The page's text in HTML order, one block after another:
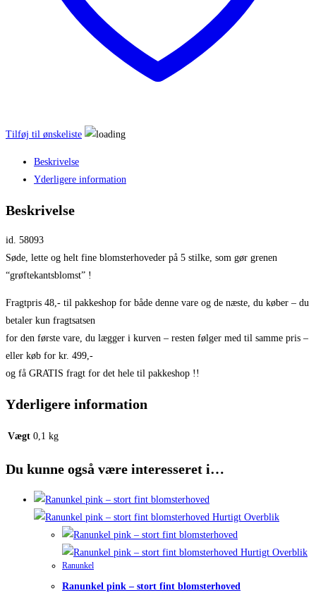
Tilføj til ønskeliste
Beskrivelse
Yderligere information
Beskrivelse
id. 58093
Søde, lette og helt fine blomsterhoveder på 5 stilke, som gør grenen
“grøftekantsblomst” !
Fragtpris 48,- til pakkeshop for både denne vare og de næste, du køber – du
betaler kun fragtsatsen
for den første vare, du lægger i kurven – resten følger med til samme pris –
eller køb for kr. 499,-
og få GRATIS fragt for det hele til pakkeshop !!
Yderligere information
Vægt 0,1 kg
Du kunne også være interesseret i…
Hurtigt Overblik
Hurtigt Overblik
Ranunkel
Ranunkel pink – stort fint blomsterhoved